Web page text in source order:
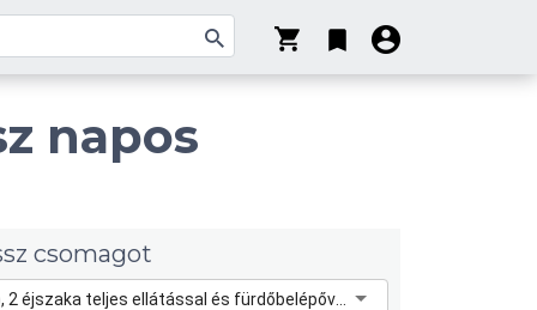
napos
csomagot